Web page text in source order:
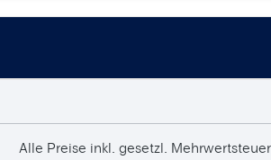
Alle Preise inkl. gesetzl.